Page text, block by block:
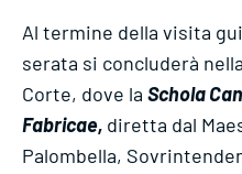
Al termine della visita
serata si concluderà
Corte, dove la Schola
Fabricae, diretta dal
Palombella,